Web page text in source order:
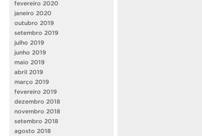
fevereiro 2020
janeiro 2020
outubro 2019
setembro 2019
julho 2019
junho 2019
maio 2019
abril 2019
março 2019
fevereiro 2019
dezembro 2018
novembro 2018
setembro 2018
agosto 2018